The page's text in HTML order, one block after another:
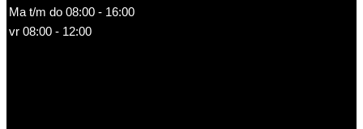
Ma t/m do 08:00 - 16:00
vr 08:00 - 12:00